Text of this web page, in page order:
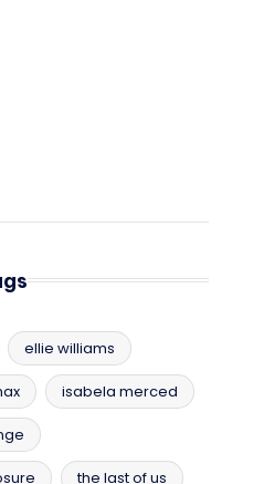
ellie williams
isabela merced
the last of us